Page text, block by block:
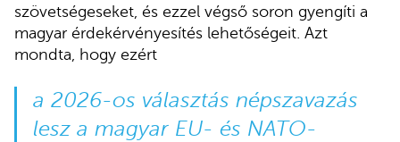
szövetségeseket, és ezzel végső soron gyengíti a
magyar érdekérvényesítés lehetőségeit. Azt
mondta, hogy ezért
a 2026-os választás népszavazás
lesz a magyar EU- és NATO-